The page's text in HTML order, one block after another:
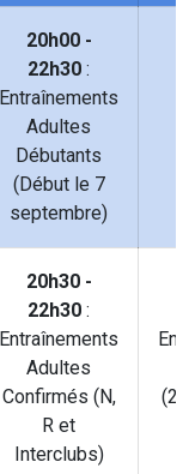
20h00 -
22h30 :
Entraînements
Adultes
Débutants
(Début le 7
septembre)
20h30 -
22h30 :
Entraînements
Adultes
Confirmés (N,
R et
Interclubs)